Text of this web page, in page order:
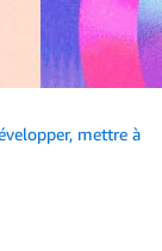
mettre à